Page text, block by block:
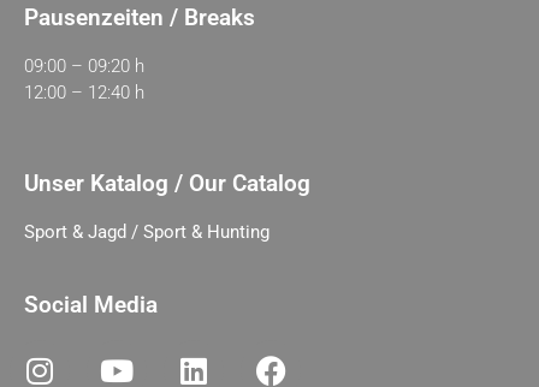
Pausenzeiten / Breaks
09:00 – 09:20 h
12:00 – 12:40 h
Unser Katalog / Our Catalog
Sport & Jagd / Sport & Hunting
Social Media